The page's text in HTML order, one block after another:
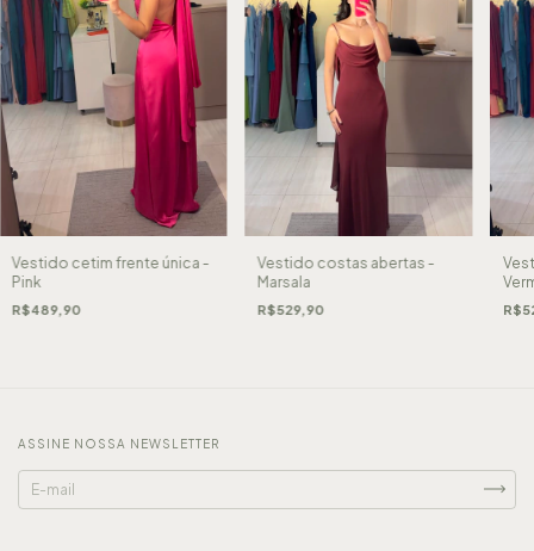
Vestido cetim frente única -
Pink
R$489,90
Vestido costas abertas -
Marsala
R$529,90
ASSINE NOSSA NEWSLETTER